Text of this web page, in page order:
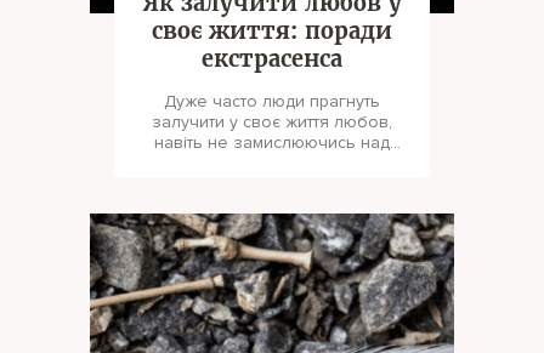
своє життя: поради
екстрасенса
Дуже часто люди прагнуть
залучити у своє життя любов,
навіть не замислюючись над